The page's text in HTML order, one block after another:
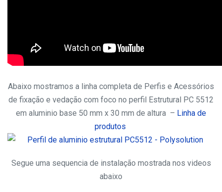
Abaixo mostramos a linha completa de Perfis e Acessórios
de fixação e vedação com foco no perfil Estrutural PC 5512
em aluminio base 50 mm x 30 mm de altura – Linha de
produtos
Segue uma sequencia de instalação mostrada nos videos
abaixo